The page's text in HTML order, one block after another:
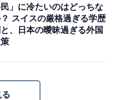
民」に冷たいのはどっちな
スイスの厳格過ぎる学歴
、日本の曖昧過ぎる外国